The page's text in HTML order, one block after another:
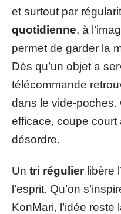
et surtout par
quotidienne, à
permet de garder la
Dès qu’un objet a
télécommande
dans le vide-poches.
efficace, coupe court
désordre.
Un tri régulierlibère
l’esprit. Qu’on
KonMari, l’idée